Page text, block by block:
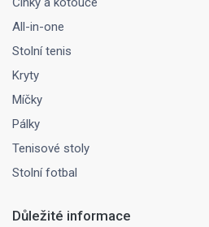
All-in-one
Stolní tenis
Kryty
Míčky
Pálky
Tenisové stoly
Stolní fotbal
Důležité informace